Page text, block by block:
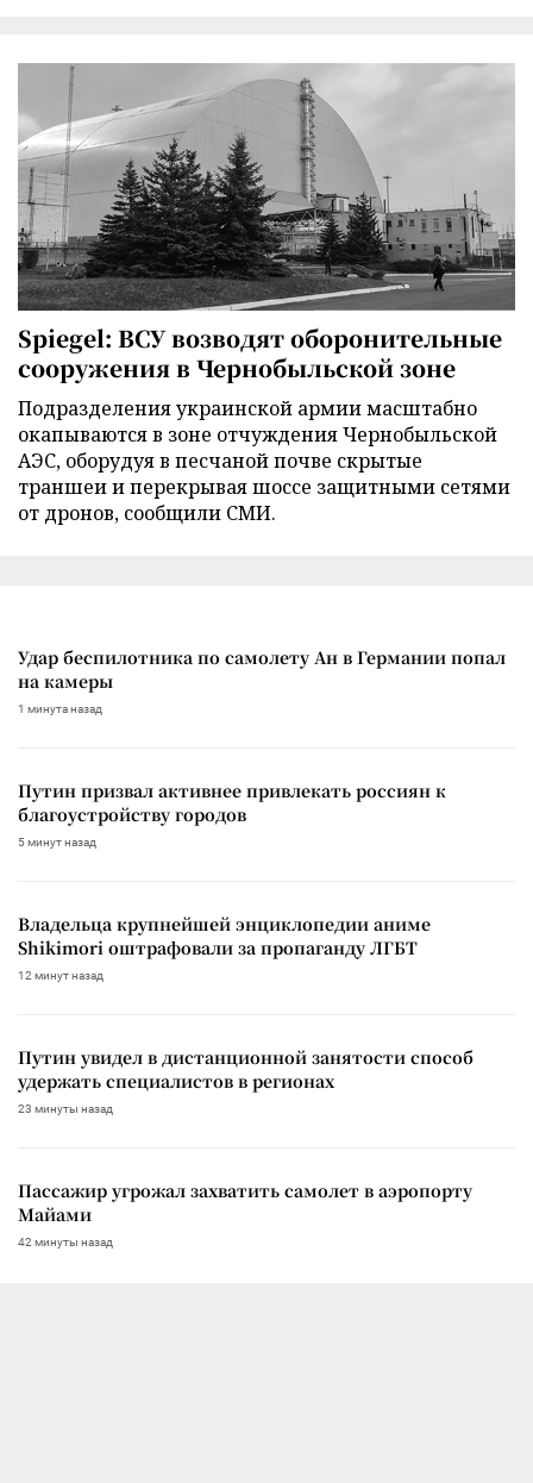
Spiegel: ВСУ возводят оборонительные
сооружения в Чернобыльской зоне
Подразделения украинской армии масштабно
окапываются в зоне отчуждения Чернобыльской
АЭС, оборудуя в песчаной почве скрытые
траншеи и перекрывая шоссе защитными сетями
от дронов, сообщили СМИ.
Удар беспилотника по самолету Ан в Германии попал
на камеры
1 минута назад
Путин призвал активнее привлекать россиян к
благоустройству городов
5 минут назад
Владельца крупнейшей энциклопедии аниме
Shikimori оштрафовали за пропаганду ЛГБТ
12 минут назад
Путин увидел в дистанционной занятости способ
удержать специалистов в регионах
23 минуты назад
Пассажир угрожал захватить самолет в аэропорту
Майами
42 минуты назад